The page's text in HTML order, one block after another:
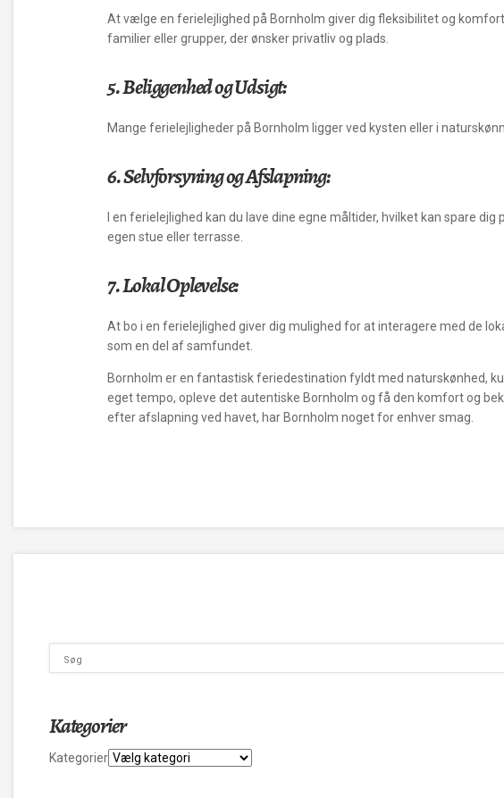
At vælge en ferielejlighed på Bornholm giver dig fleksibilitet og
familier eller grupper, der ønsker privatliv og plads.
5. Beliggenhed og Udsigt:
Mange ferielejligheder på Bornholm ligger ved kysten eller i
6. Selvforsyning og Afslapning:
I en ferielejlighed kan du lave dine egne måltider, hvilket kan spare
egen stue eller terrasse.
7. Lokal Oplevelse:
At bo i en ferielejlighed giver dig mulighed for at interagere med de
som en del af samfundet.
Bornholm er en fantastisk feriedestination fyldt med naturskønhed,
eget tempo, opleve det autentiske Bornholm og få den komfort og
efter afslapning ved havet, har Bornholm noget for enhver smag.
Kategorier
Kategorier